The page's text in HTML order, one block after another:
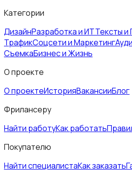
Категории
ДизайнРазработка и ИТТексты
ТрафикСоцсети и Маркетинг
СъемкаБизнес и Жизнь
О проекте
О проектеИсторияВакансииБлог
Фрилансеру
Найти работуКак работать
Покупателю
Найти специалистаКак заказать